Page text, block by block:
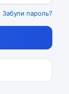
Забули пароль?